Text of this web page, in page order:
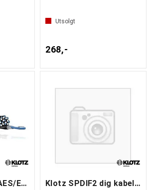
Utsolgt
268,-
Klotz OmniWire AES/EBU 4 par Klotz SPDIF2 dig kabel coax 2 m